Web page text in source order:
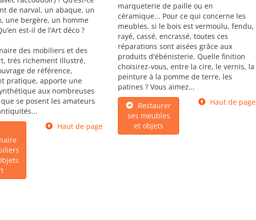
de narval, un abaque, un
une bergère, un homme
est-il de l’Art déco ?
des mobiliers et des
très richement illustré,
de référence,
pratique, apporte une
aux nombreuses
se posent les amateurs
Haut de page
marqueterie de paille ou en
céramique... Pour ce qui concerne les
meubles, si le bois est vermoulu, fendu,
rayé, cassé, encrassé, toutes ces
réparations sont aisées grâce aux
produits d'ébénisterie. Quelle finition
choisirez-vous, entre la cire, le vernis, la
peinture à la pomme de terre, les
patines ? Vous aimez...
Restaurer
ses meubles
et objets
Haut de page